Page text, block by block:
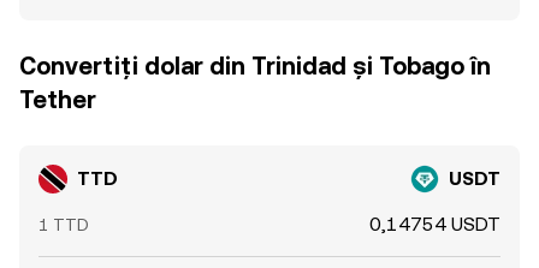
Convertiți dolar din Trinidad și Tobago în
Tether
TTD USDT
1 TTD 0,14754 USDT